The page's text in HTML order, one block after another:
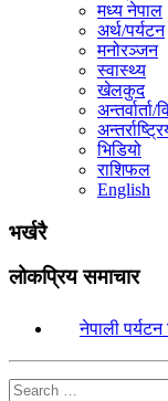
मध्य नेपाल
अर्थ/पर्यटन
मनोरञ्जन
स्वास्थ्य
खेलकुद
अन्तर्वार्ता/
भिडियो
राशिफल
English
भर्खरै
लोकप्रिय समाचार
नेपाली पर्यटन